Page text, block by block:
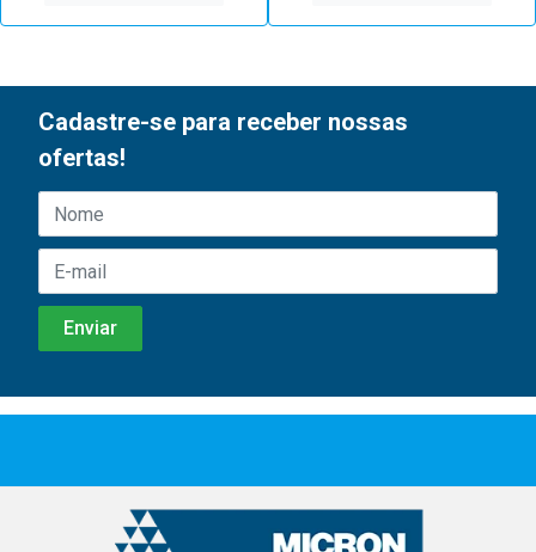
Cadastre-se para receber nossas
ofertas!